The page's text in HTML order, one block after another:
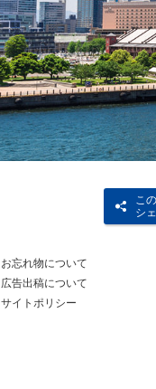
こ
シ
お忘れ物について
広告出稿について
サイトポリシー